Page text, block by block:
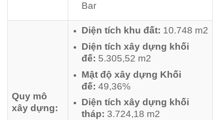
Bar
Quy mô
xây dựng:
Diện tích khu đất: 10.748 m2
Diện tích xây dựng khối
đế: 5.305,52 m2
Mật độ xây dựng Khối
đế: 49,36%
Diện tích xây dựng khối
tháp: 3.724,18 m2